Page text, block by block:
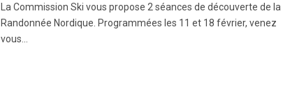
La Commission Ski vous propose 2 séances de découverte de la
Randonnée Nordique. Programmées les 11 et 18 février, venez
vous...